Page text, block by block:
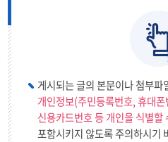
게시되는 글의 본문이나 첨부
개인정보(주민등록번호, 휴대
신용카드번호 등 개인을 식별할
포함시키지 않도록 주의하시기